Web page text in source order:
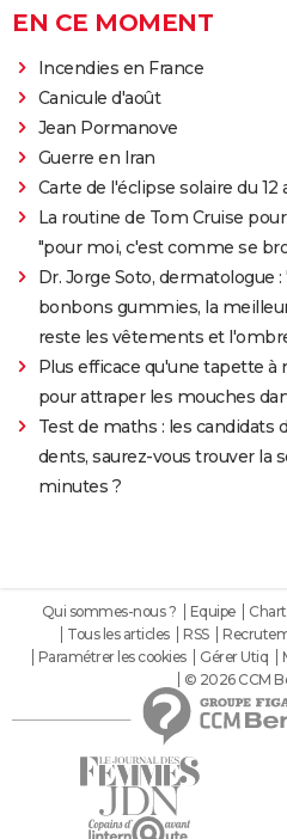
EN CE MOMENT
Incendies en France
Canicule d'août
Jean Pormanove
Guerre en Iran
Carte de l'éclipse solaire du 12
La routine de Tom Cruise
"pour moi, c'est comme se
Dr. Jorge Soto, dermatologue
bonbons gummies, la
reste les vêtements et
Plus efficace qu'une tapette à
pour attraper les mouches
Test de maths : les candidats
dents, saurez-vous trouver la
minutes ?
Qui sommes-nous ? Equipe
Tous les articles
RSS
Paramétrer les cookies
Gérer Utiq
© 2026 CCM